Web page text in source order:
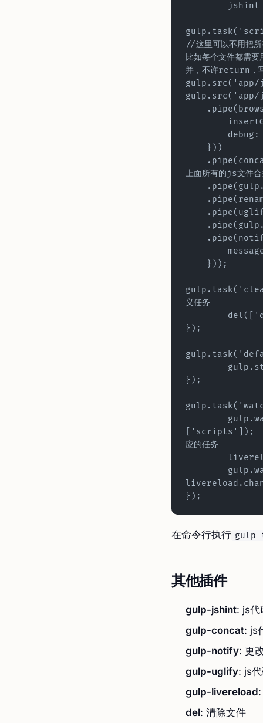
//这里可以不用把
比如每个文件都需
并，不许return，
    }))
上面所有的js文件合
    }));
义任务
});
});
['scripts']);	# 见识文件，当监控的文件变化时执行相
应的任务
});
在命令行执行 gulp
其他插件
gulp-jshint: js代
gulp-concat: js
gulp-notify: 更
gulp-uglify: js
gulp-livereload
del: 清除文件